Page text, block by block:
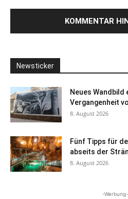
Newsticker
Neues
Vergangenheit
8. August 2026
Fünf Tipps für
abseits der
8. August 2026
-Werbung-